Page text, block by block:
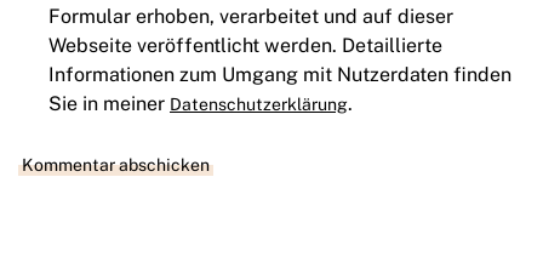
Formular erhoben, verarbeitet und auf dieser
Webseite veröffentlicht werden. Detaillierte
Informationen zum Umgang mit Nutzerdaten finden
Sie in meiner Datenschutzerklärung.